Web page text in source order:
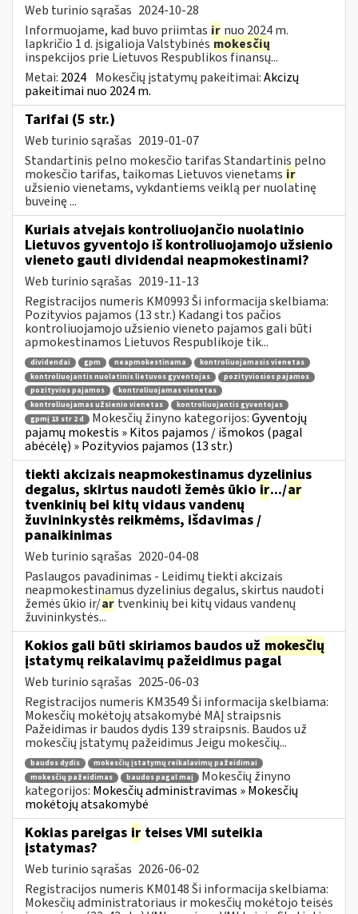
Web turinio sąrašas 2024-10-28
Informuojame, kad buvo priimtas ir nuo 2024 m.
lapkričio 1 d. įsigalioja Valstybinėsmokesčių
inspekcijos prie Lietuvos Respublikos finansų...
Metai: 2024 Mokesčių įstatymų pakeitimai:Akcizų
pakeitimai nuo 2024 m.
Tarifai (5 str.)
Web turinio sąrašas 2019-01-07
Standartinis pelno mokesčio tarifas Standartinis pelno
mokesčio tarifas, taikomas Lietuvos vienetams ir
užsienio vienetams, vykdantiems veiklą per nuolatinę
buveinę ...
Kuriais atvejais kontroliuojančio nuolatinio
Lietuvos gyventojo iš kontroliuojamojo užsienio
vieneto gauti dividendai neapmokestinami?
Web turinio sąrašas 2019-11-13
Registracijos numeris KM0993 Ši informacija skelbiama:
Pozityvios pajamos (13 str.) Kadangi tos pačios
kontroliuojamojo užsienio vieneto pajamos gali būti
apmokestinamos Lietuvos Respublikoje tik...
dividendai gpm neapmokestinama
kontroliuojamasis vienetas
kontroliuojantis nuolatinis lietuvos gyventojas
pozityviosios pajamos
pozityvios pajamos
kontroliuojamas vienetas
kontroliuojamas užsienio vienetas
kontroliuojantis gyventojas
gpmį 13 str 2 d
Mokesčių žinyno kategorijos:Gyventojų
pajamų mokestis » Kitos pajamos / išmokos (pagal
abėcėlę) » Pozityvios pajamos (13 str.)
tiekti akcizais neapmokestinamus dyzelinius
degalus, skirtus naudoti žemės ūkio ir.../ar
tvenkinių bei kitų vidaus vandenų
žuvininkystės reikmėms, išdavimas /
panaikinimas
Web turinio sąrašas 2020-04-08
Paslaugos pavadinimas - Leidimų tiekti akcizais
neapmokestinamus dyzelinius degalus, skirtus naudoti
žemės ūkio ir/ar tvenkinių bei kitų vidaus vandenų
žuvininkystės...
Kokios gali būti skiriamos baudos už mokesčių
įstatymų reikalavimų pažeidimus pagal
Web turinio sąrašas 2025-06-03
Registracijos numeris KM3549 Ši informacija skelbiama:
Mokesčių mokėtojų atsakomybė MAĮ straipsnis
Pažeidimas ir baudos dydis 139 straipsnis. Baudos už
mokesčių įstatymų pažeidimus Jeigu mokesčių...
baudos dydis
mokesčių įstatymų reikalavimų pažeidimai
mokesčių pažeidimas
baudos pagal maį
Mokesčių žinyno
kategorijos: Mokesčių administravimas » Mokesčių
mokėtojų atsakomybė
Kokias pareigas ir teises VMI suteikia
įstatymas?
Web turinio sąrašas 2026-06-02
Registracijos numeris KM0148 Ši informacija skelbiama:
Mokesčių administratoriaus ir mokesčių mokėtojo teisės